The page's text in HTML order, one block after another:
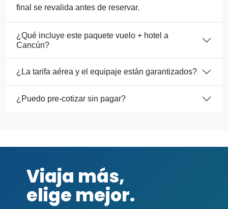
final se revalida antes de reservar.
¿Qué incluye este paquete vuelo + hotel a
Cancún?
¿La tarifa aérea y el equipaje están garantizados?
¿Puedo pre-cotizar sin pagar?
Viaja más,
elige mejor.